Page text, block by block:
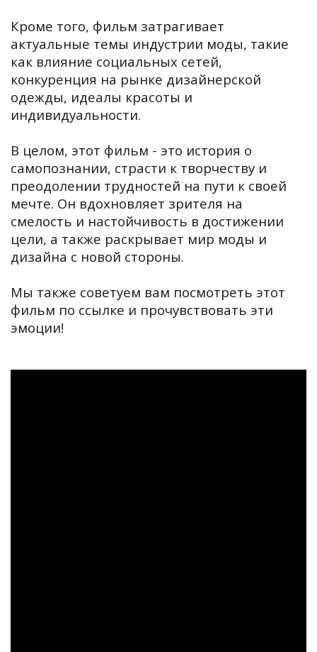
Кроме того, фильм затрагивает
актуальные темы индустрии моды, такие
как влияние социальных сетей,
конкуренция на рынке дизайнерской
одежды, идеалы красоты и
индивидуальности.
В целом, этот фильм - это история о
самопознании, страсти к творчеству и
преодолении трудностей на пути к своей
мечте. Он вдохновляет зрителя на
смелость и настойчивость в достижении
цели, а также раскрывает мир моды и
дизайна с новой стороны.
Мы также советуем вам посмотреть этот
фильм по ссылке и прочувствовать эти
эмоции!